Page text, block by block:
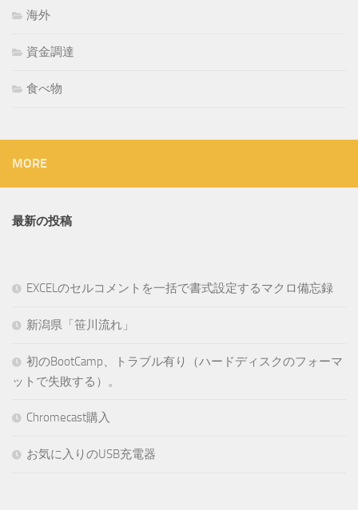
海外
資金調達
食べ物
MORE
最新の投稿
EXCELのセルコメントを一括で書式設定するマクロ備忘録
新潟県「笹川流れ」
初のBootCamp、トラブル有り（ハードディスクのフォーマ
ットで失敗する）。
Chromecast購入
お気に入りのUSB充電器